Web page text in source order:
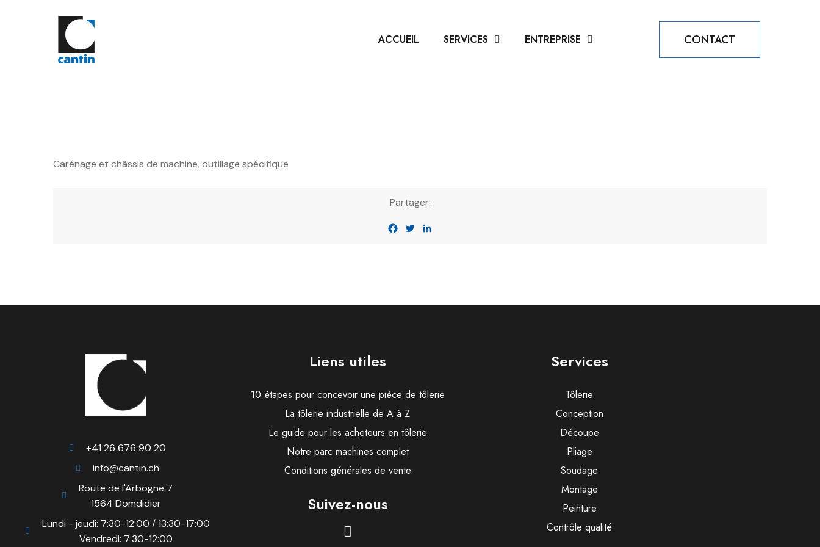
ACCUEIL SERVICES ENTREPRISE CONTACT
Carénage et châssis de machine, outillage spécifique
Partager:
Facebook
Twitter
+41 26 676 90 20
info@cantin.ch
Route de l'Arbogne 7
1564 Domdidier
Lundi - jeudi: 7:30-12:00 / 13:30-17:00
Vendredi: 7:30-12:00
Liens utiles
10 étapes pour concevoir une pièce de tôlerie
La tôlerie industrielle de A à Z
Le guide pour les acheteurs en tôlerie
Notre parc machines complet
Conditions générales de vente
Suivez-nous
Services
Tôlerie
Conception
Découpe
Pliage
Soudage
Montage
Peinture
Contrôle qualité